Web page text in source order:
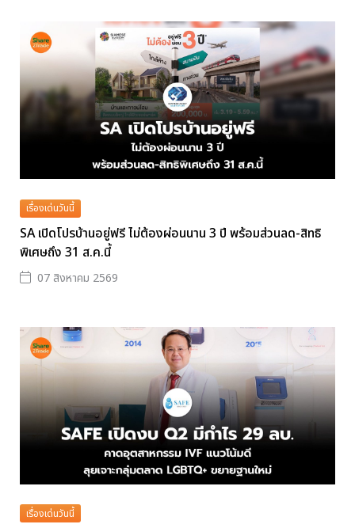
เรื่องเด่นวันนี้
SA เปิดโปรบ้านอยู่ฟรี ไม่ต้องผ่อนนาน 3 ปี พร้อมส่วนลด-สิทธิ
พิเศษถึง 31 ส.ค.นี้
07 สิงหาคม 2569
เรื่องเด่นวันนี้